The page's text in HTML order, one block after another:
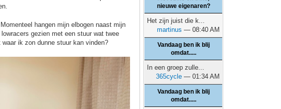
hangen mijn elbogen naast mijn
gezien met een stuur wat twee
ik zon dunne stuur kan vinden?
nieuwe eigenaren?
Het zijn juist die k...
martinus — 08:40 AM
Vandaag ben ik blij
omdat.....
In een groep zulle...
365cycle — 01:34 AM
Vandaag ben ik blij
omdat.....